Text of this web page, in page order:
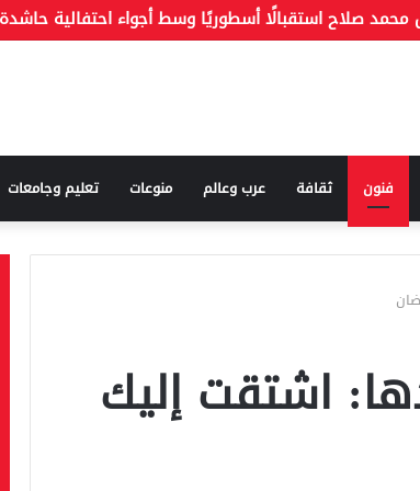
فنون ثقافة عرب وعالم منوعات تعليم وجامعات
اشتقت إليك